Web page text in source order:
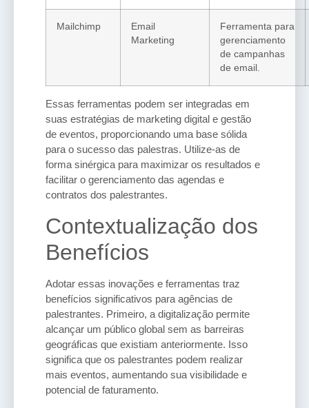
Mailchimp
Email
Marketing
Ferramenta para
gerenciamento
de campanhas
de email.
Essas ferramentas podem ser integradas em
suas estratégias de marketing digital e gestão
de eventos, proporcionando uma base sólida
para o sucesso das palestras. Utilize-as de
forma sinérgica para maximizar os resultados e
facilitar o gerenciamento das agendas e
contratos dos palestrantes.
Contextualização dos
Benefícios
Adotar essas inovações e ferramentas traz
benefícios significativos para agências de
palestrantes. Primeiro, a digitalização permite
alcançar um público global sem as barreiras
geográficas que existiam anteriormente. Isso
significa que os palestrantes podem realizar
mais eventos, aumentando sua visibilidade e
potencial de faturamento.